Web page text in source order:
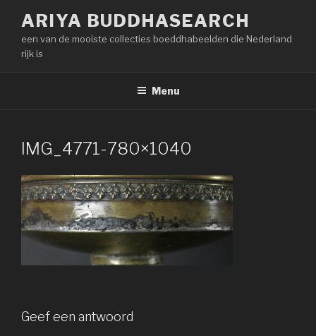
inhoud
springen
ARIYA BUDDHASEARCH
een van de mooiste collecties boeddhabeelden die Nederland
rijk is
Menu
IMG_4771-780×1040
Geef een antwoord